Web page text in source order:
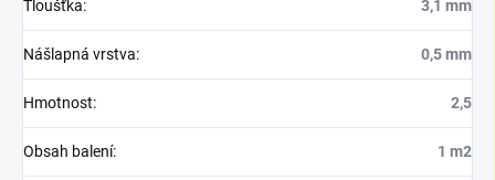
Tloušťka: 3,1 mm
Nášlapná vrstva: 0,5 mm
Hmotnost: 2,5
Obsah balení: 1 m2